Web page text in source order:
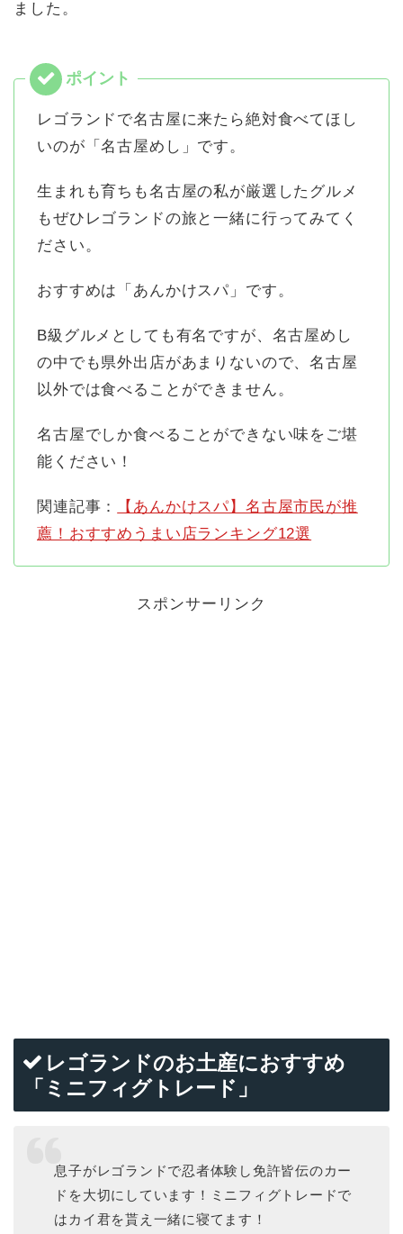
ました。
レゴランドで名古屋に来たら絶対食べてほし
いのが「名古屋めし」です。
生まれも育ちも名古屋の私が厳選したグルメ
もぜひレゴランドの旅と一緒に行ってみてく
ださい。
おすすめは「あんかけスパ」です。
B級グルメとしても有名ですが、名古屋めし
の中でも県外出店があまりないので、名古屋
以外では食べることができません。
名古屋でしか食べることができない味をご堪
能ください！
関連記事：
【あんかけスパ】名古屋市民が推
薦！おすすめうまい店ランキング12選
スポンサーリンク
レゴランドのお土産におすすめ
「ミニフィグトレード」
息子がレゴランドで忍者体験し免許皆伝のカー
ドを大切にしています！ミニフィグトレードで
はカイ君を貰え一緒に寝てます！